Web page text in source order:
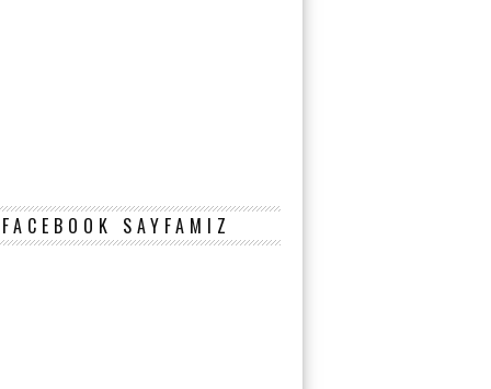
FACEBOOK SAYFAMIZ